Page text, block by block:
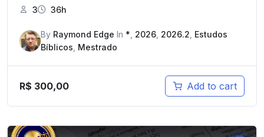
3 36h
By Raymond Edge In * 2026 2026.2 Estudos
Bíblicos Mestrado
R$ 300,00 Add to cart